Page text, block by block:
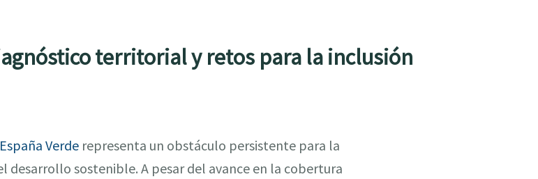
territorial y retos para la inclusión
España Verde representa un obstáculo persistente para la
desarrollo sostenible. A pesar del avance en la cobertura